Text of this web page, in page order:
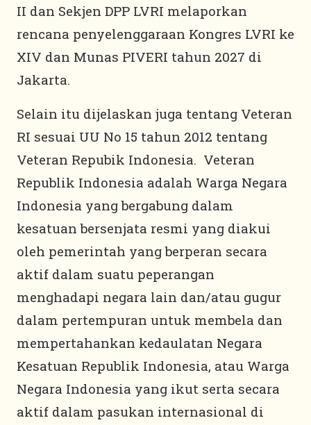
II dan Sekjen DPP LVRI melaporkan
rencana penyelenggaraan Kongres LVRI ke
XIV dan Munas PIVERI tahun 2027 di
Jakarta.
Selain itu dijelaskan juga tentang Veteran
RI sesuai UU No 15 tahun 2012 tentang
Veteran Repubik Indonesia. Veteran
Republik Indonesia adalah Warga Negara
Indonesia yang bergabung dalam
kesatuan bersenjata resmi yang diakui
oleh pemerintah yang berperan secara
aktif dalam suatu peperangan
menghadapi negara lain dan/atau gugur
dalam pertempuran untuk membela dan
mempertahankan kedaulatan Negara
Kesatuan Republik Indonesia, atau Warga
Negara Indonesia yang ikut serta secara
aktif dalam pasukan internasional di